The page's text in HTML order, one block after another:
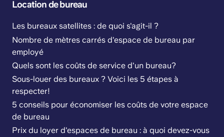
Location de bureau
Les bureaux satellites : de quoi s'agit-il ?
Nombre de mètres carrés d'espace de bureau par
employé
Quels sont les coûts de service d'un bureau?
Sous-louer des bureaux ? Voici les 5 étapes à
respecter!
5 conseils pour économiser les coûts de votre espace
de bureau
Prix du loyer d'espaces de bureau : à quoi devez-vous